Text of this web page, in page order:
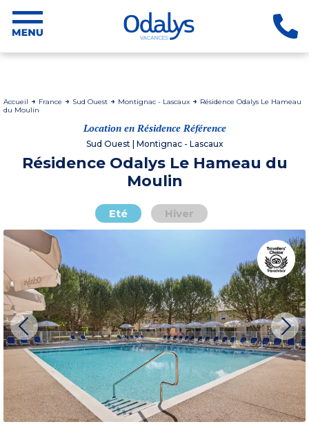
Accueil France Sud Ouest Montignac - Lascaux
Résidence Odalys Le Hameau
du Moulin
Location en Résidence Référence
Sud Ouest | Montignac - Lascaux
Résidence Odalys Le Hameau du
Moulin
Eté Hiver